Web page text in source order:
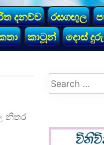
දනව්ව රසගඟුල
කාටූන් දොස්
නිතර